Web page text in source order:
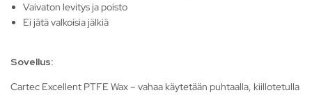
Vaivaton levitys ja poisto
Ei jätä valkoisia jälkiä
Sovellus:
Cartec Excellent PTFE Wax – vahaa käytetään puhtaalla, kiillotetulla